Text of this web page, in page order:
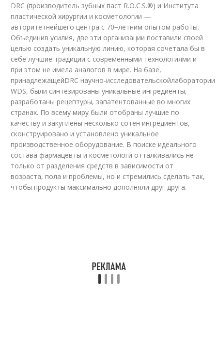
DRC (производитель зубных паст R.O.C.S.®) и Института
пластической хирургии и косметологии —
авторитетнейшего центра с 70−летним опытом работы.
Объединив усилия, две эти организации поставили своей
целью создать уникальную линию, которая сочетала бы в
себе лучшие традиции с современными технологиями и
при этом не имела аналогов в мире. На базе,
принадлежащейDRC научно-исследовательскойлаборатории
WDS, были синтезированы уникальные ингредиенты,
разработаны рецептуры, запатентованные во многих
странах. По всему миру были отобраны лучшие по
качеству и закуплены несколько сотен ингредиентов,
сконструировано и установлено уникальное
производственное оборудование. В поиске идеального
состава фармацевты и косметологи отталкивались не
только от разделения средств в зависимости от
возраста, пола и проблемы, но и стремились сделать так,
чтобы продукты максимально дополняли друг друга.